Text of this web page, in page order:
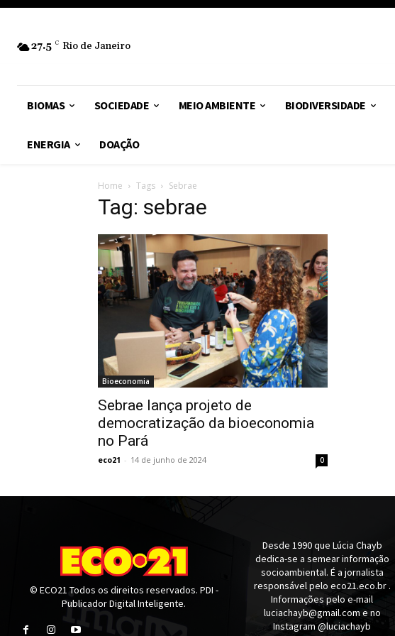
27.5 C Rio de Janeiro
BIOMAS SOCIEDADE MEIO AMBIENTE BIODIVERSIDADE
ENERGIA DOAÇÃO
Home Tags Sebrae
Tag: sebrae
Bioeconomia
Sebrae lança projeto de
democratização da bioeconomia
no Pará
eco21 - 14 de junho de 2024 0
© ECO21 Todos os direitos reservados. PDI -
Publicador Digital Inteligente.
Desde 1990 que Lúcia Chayb
dedica-se a semear informação
socioambiental. É a jornalista
responsável pelo eco21.eco.br .
Informações pelo e-mail
luciachayb@gmail.com e no
Instagram @luciachayb